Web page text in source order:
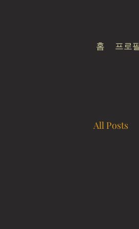
홈 프로
All Posts